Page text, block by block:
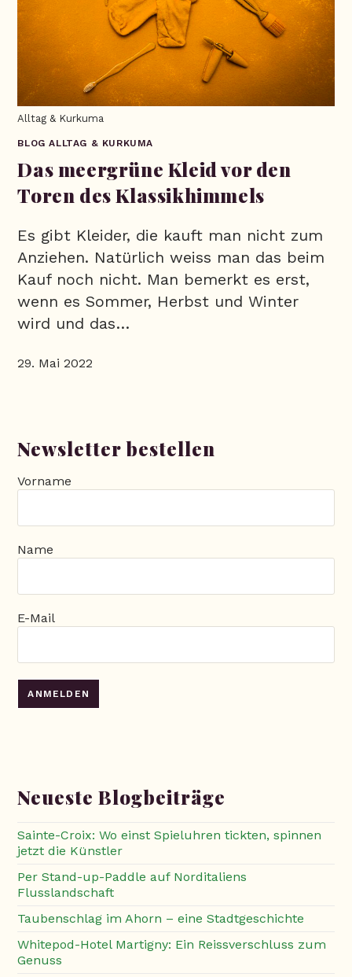
Alltag & Kurkuma
BLOG ALLTAG & KURKUMA
Das meergrüne Kleid vor den
Toren des Klassikhimmels
Es gibt Kleider, die kauft man nicht zum
Anziehen. Natürlich weiss man das beim
Kauf noch nicht. Man bemerkt es erst,
wenn es Sommer, Herbst und Winter
wird und das…
29. Mai 2022
Newsletter bestellen
Vorname
Name
E-Mail
Neueste Blogbeiträge
Sainte-Croix: Wo einst Spieluhren tickten, spinnen
jetzt die Künstler
Per Stand-up-Paddle auf Norditaliens
Flusslandschaft
Taubenschlag im Ahorn – eine Stadtgeschichte
Whitepod-Hotel Martigny: Ein Reissverschluss zum
Genuss